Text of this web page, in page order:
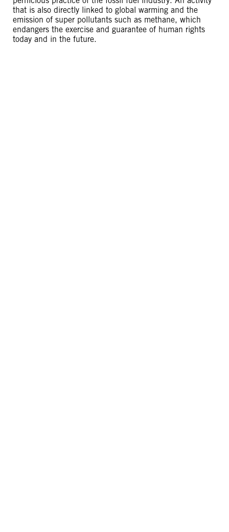
that is also directly linked to global warming and the
emission of super pollutants such as methane, which
endangers the exercise and guarantee of human rights
today and in the future.